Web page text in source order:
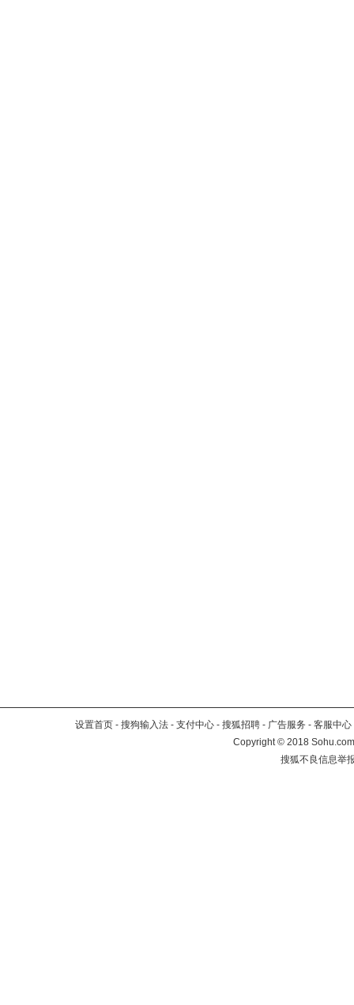
设置首页 - 搜狗输入法 - 支付中心 - 搜狐招聘 - 广告服务 - 客服中心
Copyright©2018
搜狐不良信息举